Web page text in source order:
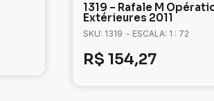
1319 – Rafale M
Extérieures 2011
SKU: 1319 - ESCALA: 1 : 72
R$ 154,27